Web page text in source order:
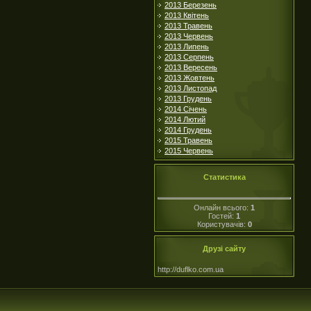
2013 Березень
2013 Квітень
2013 Травень
2013 Червень
2013 Липень
2013 Серпень
2013 Вересень
2013 Жовтень
2013 Листопад
2013 Грудень
2014 Січень
2014 Лютий
2014 Грудень
2015 Травень
2015 Червень
Статистика
Онлайн всього: 1
Гостей: 1
Користувачів: 0
Друзі сайту
http://duflko.com.ua